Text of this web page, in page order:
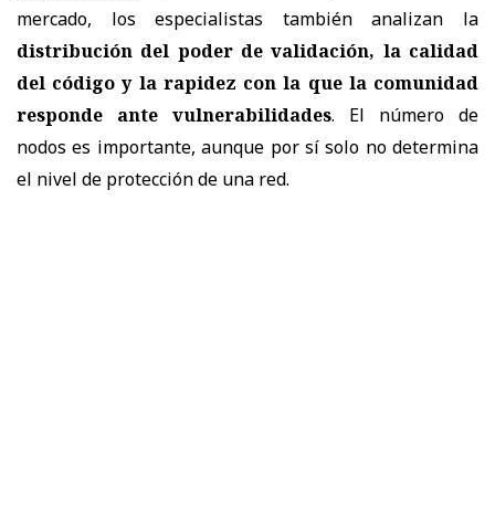
mercado, los especialistas también analizan la
distribución del poder de validación, la calidad
del código y la rapidez con la que la comunidad
responde ante vulnerabilidades. El número de
nodos es importante, aunque por sí solo no determina
el nivel de protección de una red.